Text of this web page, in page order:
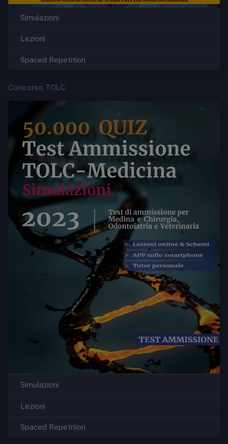
Simulazioni
Lezioni
Spaced Repetition
Concorso TOLC
Simulazioni
Lezioni
Spaced Repetition